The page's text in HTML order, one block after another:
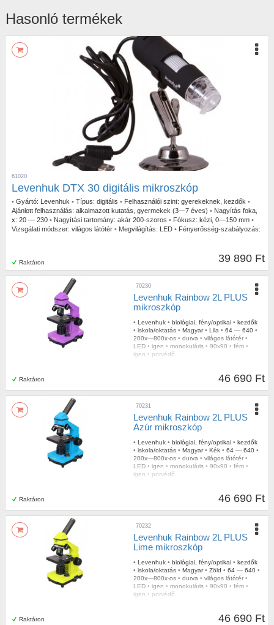
Hasonló termékek
Raktáron
61020
Levenhuk DTX 30 digitális mikroszkóp
• Gyártó: Levenhuk • Típus: digitális • Felhasználói szint: gyerekeknek, kezdők •
Ajánlott felhasználás: alkalmazott kutatás, gyermekek (3—7 éves) • Nagyítás foka,
x: 20 — 230 • Nagyítási tartomány: akár 200-szoros • Fókusz: kézi, 0—150 mm •
Vizsgálati módszer: világos látótér • Megvilágítás: LED • Fényerősség-szabályozás:
39 890 Ft
Raktáron
70230
Levenhuk Rainbow 2L PLUS
mikroszkóp
• Levenhuk • biológiai, fény/optikai • kezdők
• iskola/oktatás • Magyar • Lila • 64 — 640 •
200x—800x-os • durva • világos látótér •
LED • igen • monokuláris • 90x90 • fém •
igen • porvédő
46 690 Ft
Raktáron
70231
Levenhuk Rainbow 2L PLUS
Azúr mikroszkóp
• Levenhuk • biológiai, fény/optikai • kezdők
• iskola/oktatás • Magyar • Kék • 64 — 640 •
200x—800x-os • durva • világos látótér •
LED • igen • monokuláris • 90x90 • fém •
igen • porvédő
46 690 Ft
Raktáron
70232
Levenhuk Rainbow 2L PLUS
Lime mikroszkóp
• Levenhuk • biológiai, fény/optikai • kezdők
• iskola/oktatás • Magyar • Zöld • 64 — 640 •
200x—800x-os • durva • világos látótér •
LED • igen • monokuláris • 90x90 • fém •
igen • porvédő
46 690 Ft